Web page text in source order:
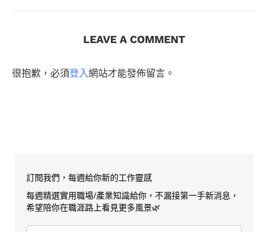
LEAVE A COMMENT
很抱歉，必須登入網站才能發佈留言。
訂閱我們，每週給你新的工作靈感
每週精選實用職場/產業知識給你，不漏接第一手新消息，
希望陪你在職涯路上看見更多風景🌿